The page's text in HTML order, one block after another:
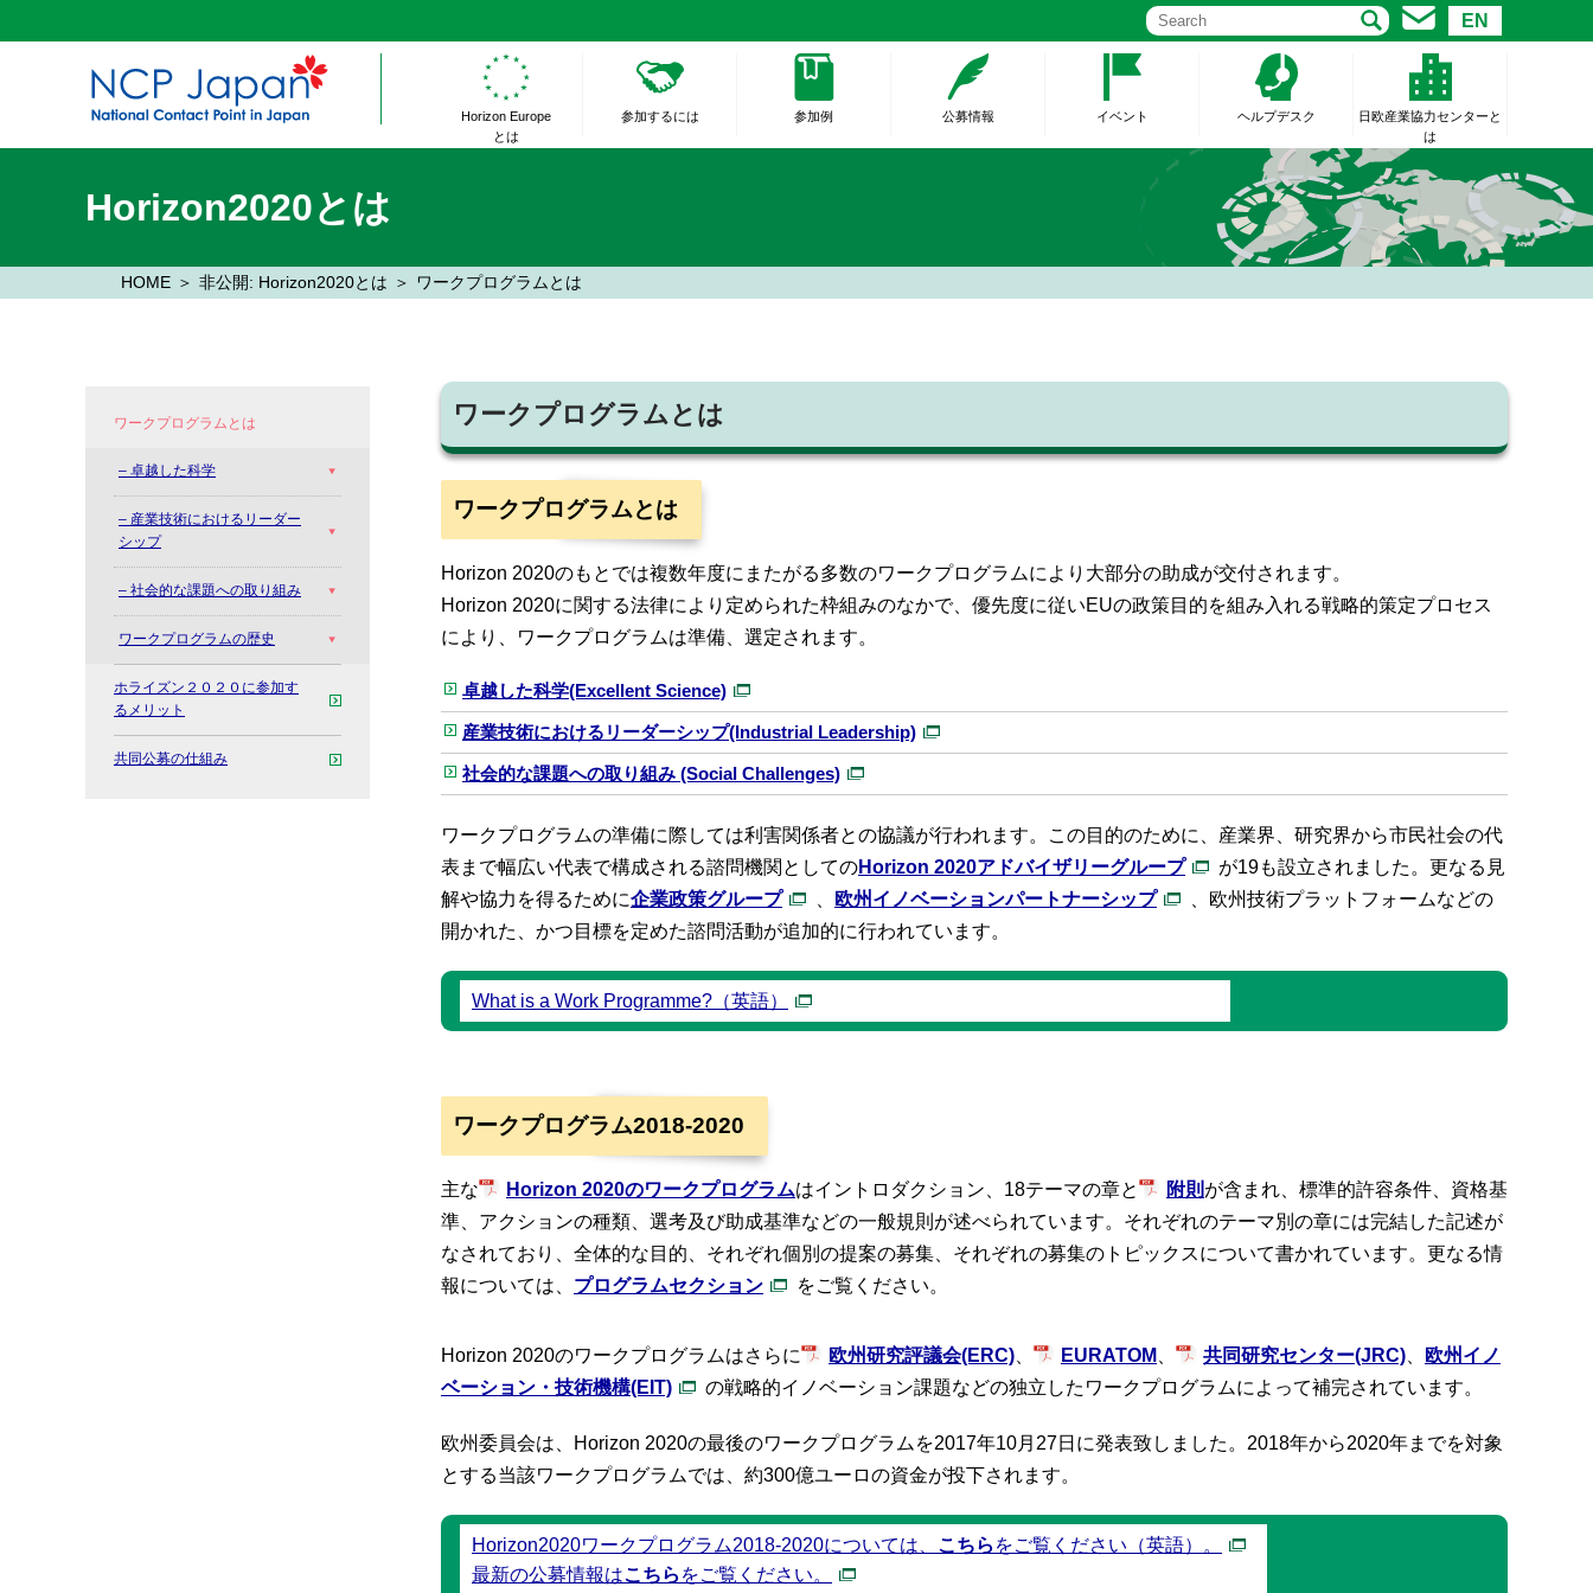
EN
Horizon Europe
とは
参加するには 参加例 公募情報 イベント ヘルプデスク
日欧産業協力センターと
は
Horizon2020とは
HOME 非公開: Horizon2020とは ワークプログラムとは
ワークプログラムとは
ワークプログラムとは
Horizon 2020のもとでは複数年度にまたがる多数のワークプログラムにより大部分の助成が交付されます。
Horizon 2020に関する法律により定められた枠組みのなかで、優先度に従いEUの政策目的を組み入れる戦略的策定プロセス
により、ワークプログラムは準備、選定されます。
卓越した科学(Excellent Science)
産業技術におけるリーダーシップ(Industrial Leadership)
社会的な課題への取り組み (Social Challenges)
ワークプログラムの準備に際しては利害関係者との協議が行われます。この目的のために、産業界、研究界から市民社会の代
表まで幅広い代表で構成される諮問機関としてのHorizon 2020アドバイザリーグループ
が19も設立されました。更なる見
解や協力を得るために企業政策グループ 欧州イノベーションパートナーシップ
、欧州技術プラットフォームなどの
開かれた、かつ目標を定めた諮問活動が追加的に行われています。
What is a Work Programme?（英語）
ワークプログラム2018-2020
主な Horizon 2020のワークプログラムはイントロダクション、18テーマの章と 附則 が含まれ、標準的許容条件、資格基
準、アクションの種類、選考及び助成基準などの一般規則が述べられています。それぞれのテーマ別の章には完結した記述が
なされており、全体的な目的、それぞれ個別の提案の募集、それぞれの募集のトピックスについて書かれています。更なる情
報については、 プログラムセクション をご覧ください。
Horizon 2020のワークプログラムはさらに 欧州研究評議会(ERC) EURATOM 共同研究センター(JRC)
欧州イノ
ベーション・技術機構(EIT)
の戦略的イノベーション課題などの独立したワークプログラムによって補完されています。
欧州委員会は、Horizon 2020の最後のワークプログラムを2017年10月27日に発表致しました。2018年から2020年までを対象
とする当該ワークプログラムでは、約300億ユーロの資金が投下されます。
Horizon2020ワークプログラム2018-2020については、 こちら をご覧ください（英語）。
最新の公募情報はこちら をご覧ください。
ワークプログラムとは
– 卓越した科学
– 産業技術におけるリーダー
シップ
– 社会的な課題への取り組み
ワークプログラムの歴史
ホライズン２０２０に参加す
るメリット
共同公募の仕組み